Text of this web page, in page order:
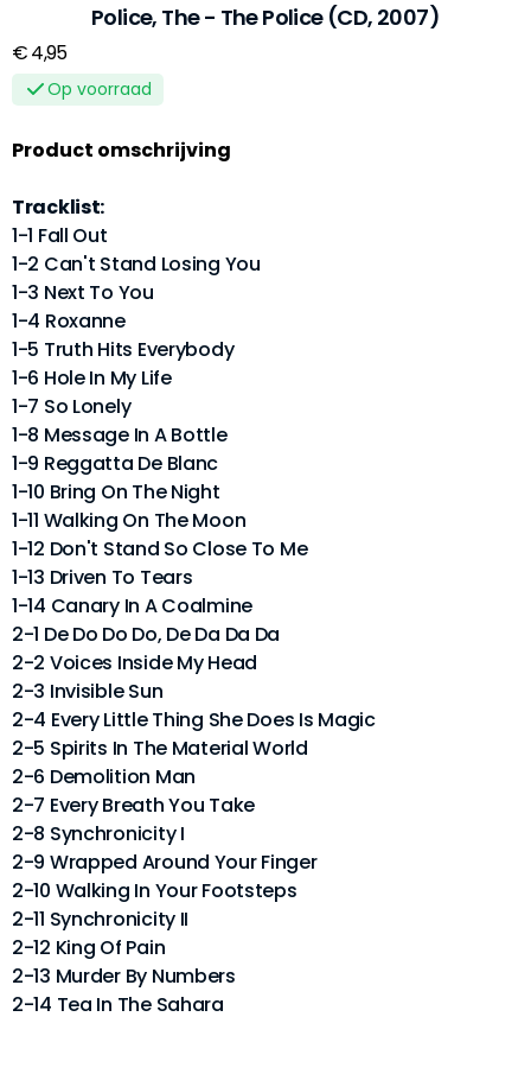
Police, The - The Police (CD, 2007)
€ 4,95
Op voorraad
Product omschrijving
Tracklist:
1-1 Fall Out
1-2 Can't Stand Losing You
1-3 Next To You
1-4 Roxanne
1-5 Truth Hits Everybody
1-6 Hole In My Life
1-7 So Lonely
1-8 Message In A Bottle
1-9 Reggatta De Blanc
1-10 Bring On The Night
1-11 Walking On The Moon
1-12 Don't Stand So Close To Me
1-13 Driven To Tears
1-14 Canary In A Coalmine
2-1 De Do Do Do, De Da Da Da
2-2 Voices Inside My Head
2-3 Invisible Sun
2-4 Every Little Thing She Does Is Magic
2-5 Spirits In The Material World
2-6 Demolition Man
2-7 Every Breath You Take
2-8 Synchronicity I
2-9 Wrapped Around Your Finger
2-10 Walking In Your Footsteps
2-11 Synchronicity II
2-12 King Of Pain
2-13 Murder By Numbers
2-14 Tea In The Sahara